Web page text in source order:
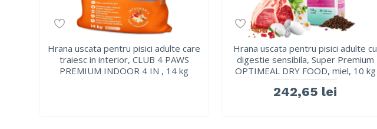
Hrana uscata pentru pisici adulte care
traiesc in interior, CLUB 4 PAWS
PREMIUM INDOOR 4 IN , 14 kg
Hrana uscata pentru pisici adulte cu
digestie sensibila, Super Premium
OPTIMEAL DRY FOOD, miel, 10 kg
242,65 lei